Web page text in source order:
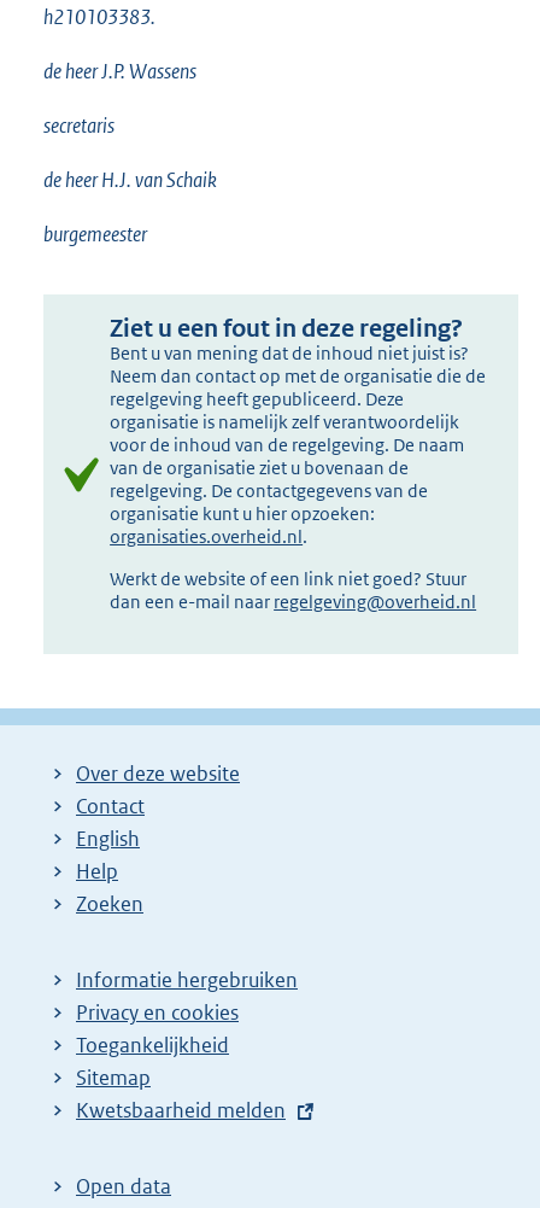
h210103383.
de heer J.P. Wassens
secretaris
de heer H.J. van Schaik
burgemeester
Ziet u een fout in deze regeling?
Bent u van mening dat de inhoud niet juist is?
Neem dan contact op met de organisatie die de
regelgeving heeft gepubliceerd. Deze
organisatie is namelijk zelf verantwoordelijk
voor de inhoud van de regelgeving. De naam
van de organisatie ziet u bovenaan de
regelgeving. De contactgegevens van de
organisatie kunt u hier opzoeken:
organisaties.overheid.nl.
Werkt de website of een link niet goed? Stuur
dan een e-mail naar regelgeving@overheid.nl
Over deze website
Contact
English
Help
Zoeken
Informatie hergebruiken
Privacy en cookies
Toegankelijkheid
Sitemap
E
t
Kwetsbaarheid melden
Open data